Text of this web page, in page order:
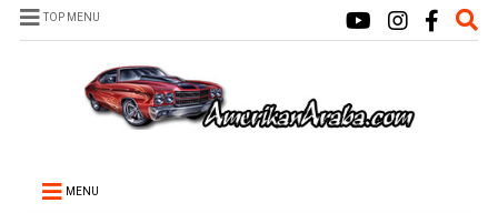
TOP MENU
MENU